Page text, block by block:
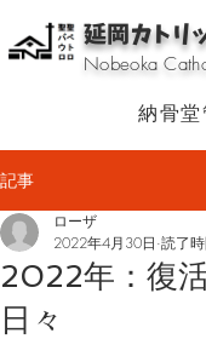
延岡カトリ
Nobeoka
納骨堂
記事
2022年：復
日々
ローザ
2022年4月30日 読了